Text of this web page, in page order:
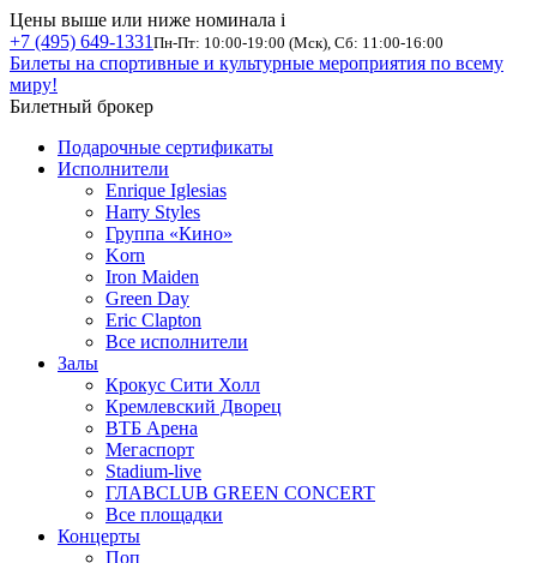
Цены выше или ниже номинала i
+7 (495) 649-1331 Пн-Пт: 10:00-19:00 (Мск), Сб: 11:00-16:00
Билеты на спортивные и культурные мероприятия по всему
миру!
Билетный брокер
Подарочные сертификаты
Исполнители
Enrique Iglesias
Harry Styles
Группа «Кино»
Korn
Iron Maiden
Green Day
Eric Clapton
Все исполнители
Залы
Крокус Сити Холл
Кремлевский Дворец
ВТБ Арена
Мегаспорт
Stadium-live
ГЛАВCLUB GREEN CONCERT
Все площадки
Концерты
Поп